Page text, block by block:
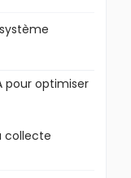
pour optimiser
collecte